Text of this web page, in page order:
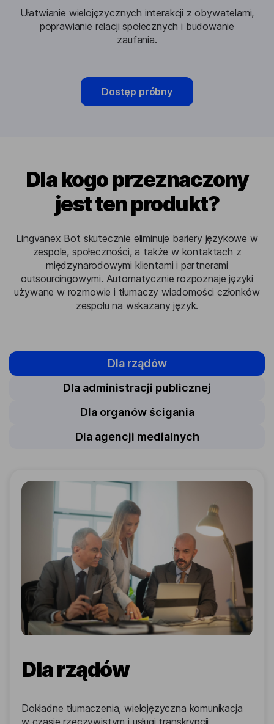
Ułatwianie wielojęzycznych interakcji z obywatelami,
poprawianie relacji społecznych i budowanie
zaufania.
Dostęp próbny
Dla kogo przeznaczony
jest ten produkt?
Lingvanex Bot skutecznie eliminuje bariery językowe w
zespole, społeczności, a także w kontaktach z
międzynarodowymi klientami i partnerami
outsourcingowymi. Automatycznie rozpoznaje języki
używane w rozmowie i tłumaczy wiadomości członków
zespołu na wskazany język.
Dla rządów
Dla administracji publicznej
Dla organów ścigania
Dla agencji medialnych
Dla rządów
Dokładne tłumaczenia, wielojęzyczna komunikacja
w czasie rzeczywistym i usługi transkrypcji